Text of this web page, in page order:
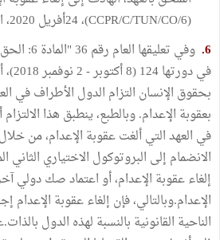
(CCPR/C/TUN/CO/6)، 24أفريل 2020، الفقرتان 27 و28).
6.
وفي
في
بحقوق الإنسان التزام الدول الأطراف في
بعقوبة الإعدام. وبالطبع، ينطبق هذا
في العهد التي ألغت عقوبة الإعدام، من
الانضمام إلى البروتوكول الاختياري الثاني
إلغاء عقوبة الإعدام، أو اعتماد صك دولي
الإعدام.وبالتالي، فإن إلغاء عقوبة الإعدام
الناحية القانونية بالنسبة لهذه الدول